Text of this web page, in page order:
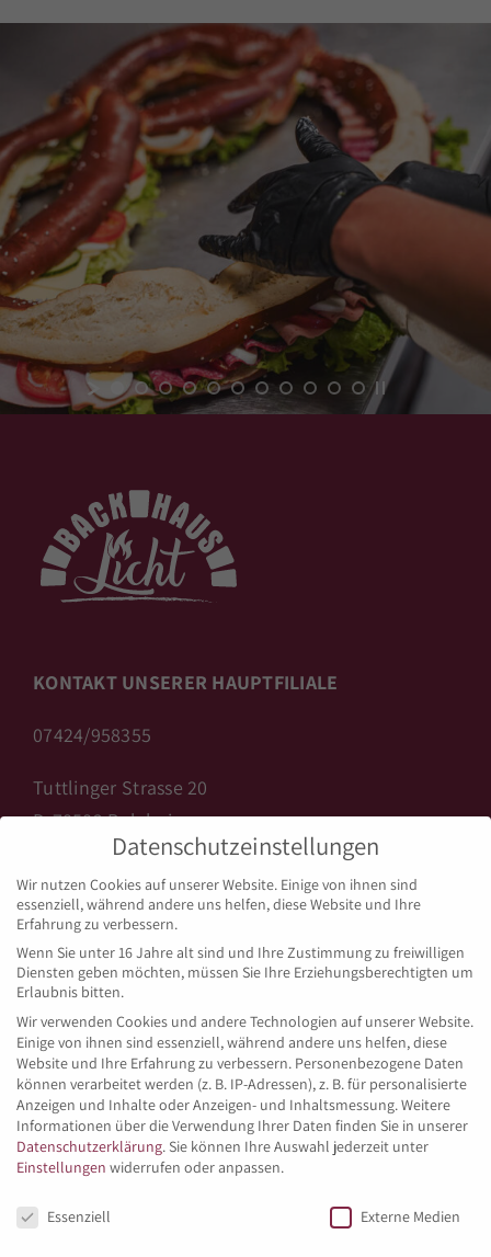
KONTAKT UNSERER HAUPTFILIALE
07424/958355
Tuttlinger Strasse 20
D-78582 Balgheim
info@backhaus-licht.de
www.backhaus-licht.de
ÖFFNUNGSZEITEN BALGHEIM
Montag bis Freitag:
05:15 – 18:00 Uhr
Samstag:
05:15 – 13:30 Uhr
Sonn- und Feiertags:
Datenschutzeinstellungen
Wir nutzen Cookies auf unserer Website. Einige von ihnen sind
essenziell, während andere uns helfen, diese Website und Ihre
Erfahrung zu verbessern.
Wenn Sie unter 16 Jahre alt sind und Ihre Zustimmung zu freiwilligen
Diensten geben möchten, müssen Sie Ihre Erziehungsberechtigten um
Erlaubnis bitten.
Wir verwenden Cookies und andere Technologien auf unserer Website.
Einige von ihnen sind essenziell, während andere uns helfen, diese
Website und Ihre Erfahrung zu verbessern. Personenbezogene Daten
können verarbeitet werden (z. B. IP-Adressen), z. B. für personalisierte
Anzeigen und Inhalte oder Anzeigen- und Inhaltsmessung.Weitere
Informationen über die Verwendung Ihrer Daten finden Sie in unserer
Datenschutzerklärung. Sie können Ihre Auswahl jederzeit unter
Einstellungen widerrufen oder anpassen.
Essenziell Externe Medien